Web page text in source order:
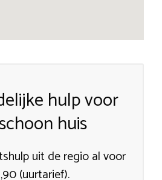
hulp voor
huis
uit de regio al voor
(uurtarief).